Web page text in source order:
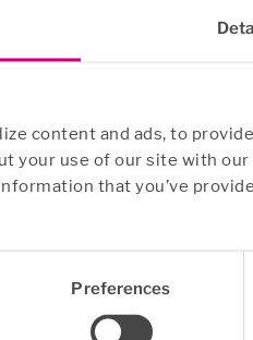
content and ads, to
your use of our site with
that you’ve
Preferences